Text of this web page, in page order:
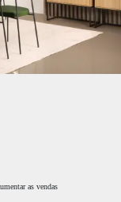
as vendas